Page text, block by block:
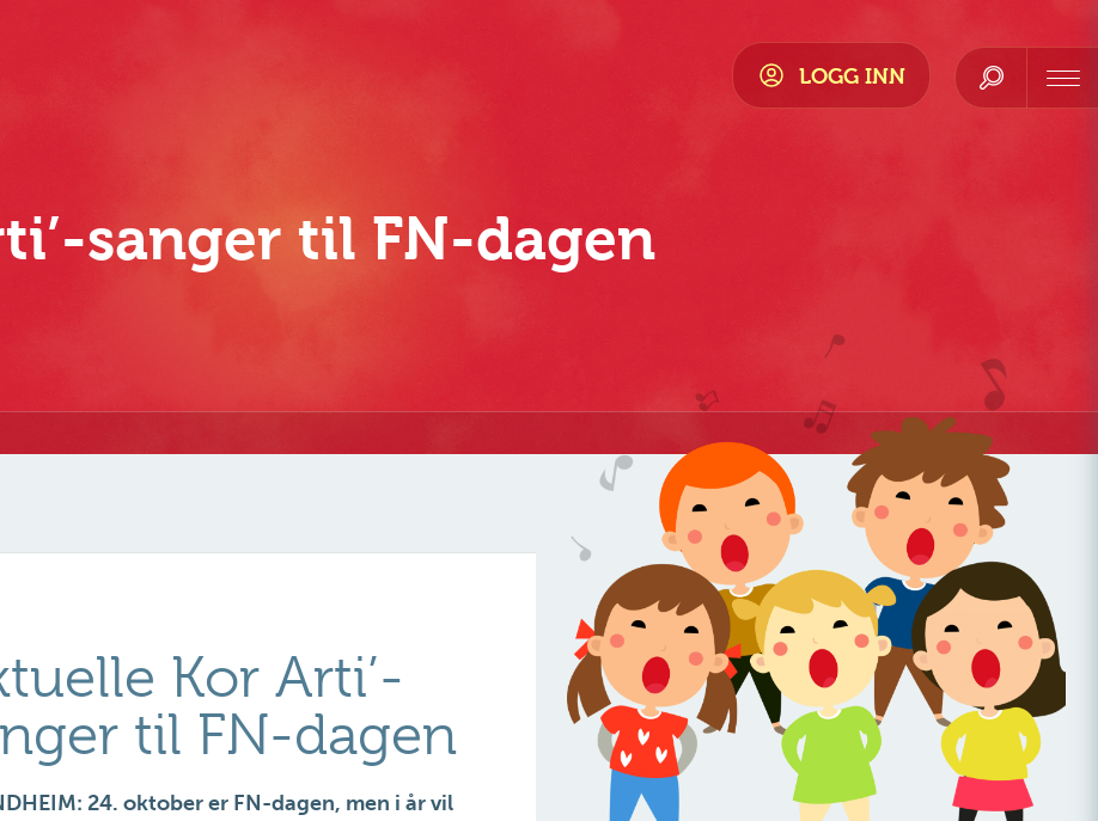
LOGG INN
sanger til FN-dagen
Kor Arti’-
til FN-dagen
24. oktober er FN-dagen, men i år vil